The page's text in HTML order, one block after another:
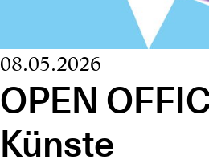
08.05.2026
OPEN
Künste